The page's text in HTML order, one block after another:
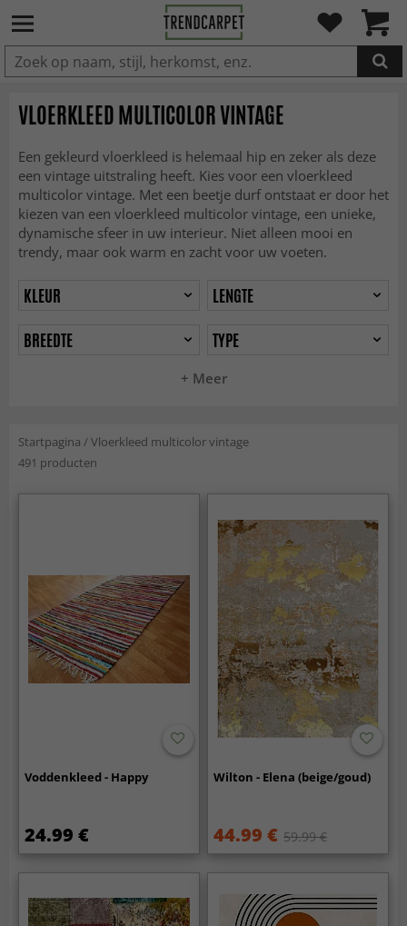
IN DE WINKELWAGEN GELEGD
VLOERKLEED MULTICOLOR VINTAGE
Een gekleurd vloerkleed is helemaal hip en zeker als deze
een vintage uitstraling heeft. Kies voor een vloerkleed
multicolor vintage. Met een beetje durf ontstaat er door het
kiezen van een vloerkleed multicolor vintage, een unieke,
dynamische sfeer in uw interieur. Niet alleen mooi en
trendy, maar ook warm en zacht voor uw voeten.
+ Meer
KLEUR
LENGTE
BREEDTE
TYPE
Startpagina /Vloerkleed multicolor vintage
491 producten
Voddenkleed - Happy
24.99 €
Wilton - Elena (beige/goud)
44.99 € 59.99 €